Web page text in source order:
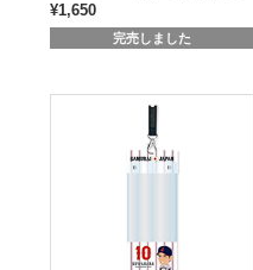
¥1,650
完売しました